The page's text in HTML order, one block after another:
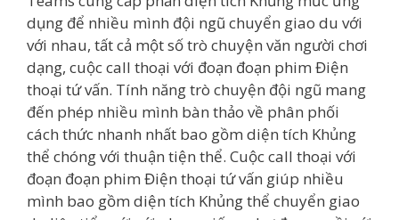
dụng để nhiều mình đội ngũ chuyển giao du với
với nhau, tất cả một số trò chuyện văn người chơi
dạng, cuộc call thoại với đoạn đoạn phim Điện
thoại tứ vấn. Tính năng trò chuyện đội ngũ mang
đến phép nhiều mình bàn thảo về phân phối
cách thức nhanh nhất bao gồm diện tích Khủng
thể chóng với thuận tiện thể. Cuộc call thoại với
đoạn đoạn phim Điện thoại tứ vấn giúp nhiều
mình bao gồm diện tích Khủng thể chuyển giao